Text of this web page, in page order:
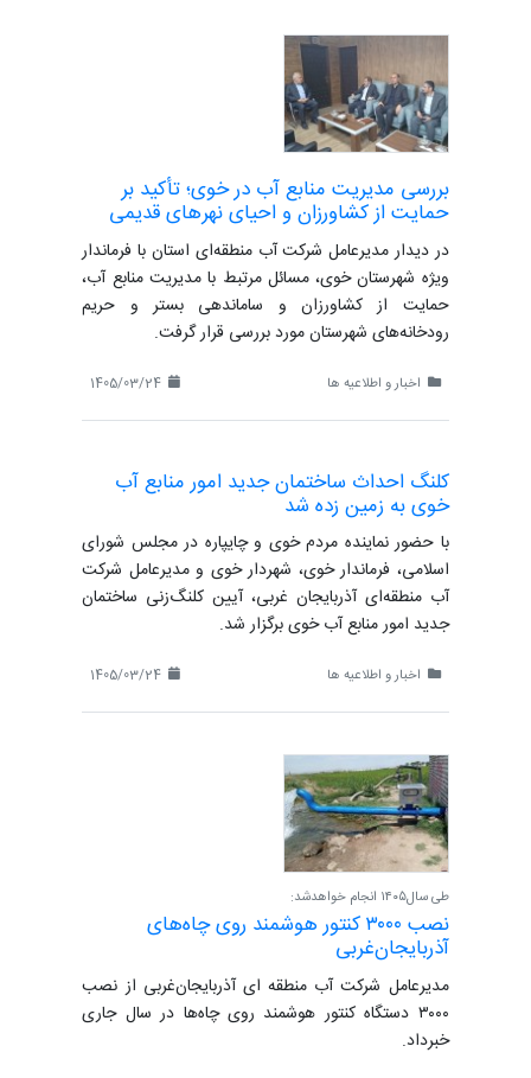
بررسی مدیریت منابع آب در خوی؛ تأکید بر
حمایت از کشاورزان و احیای نهرهای قدیمی
در دیدار مدیرعامل شرکت آب منطقه‌ای استان با فرماندار
ویژه شهرستان خوی، مسائل مرتبط با مدیریت منابع آب،
حمایت از کشاورزان و ساماندهی بستر و حریم
رودخانه‌های شهرستان مورد بررسی قرار گرفت.
اخبار و اطلاعیه ها
کلنگ احداث ساختمان جدید امور منابع آب
خوی به زمین زده شد
با حضور نماینده مردم خوی و چایپاره در مجلس شورای
اسلامی، فرماندار خوی، شهردار خوی و مدیرعامل شرکت
آب منطقه‌ای آذربایجان غربی، آیین کلنگ‌زنی ساختمان
جدید امور منابع آب خوی برگزار شد.
اخبار و اطلاعیه ها
طی سال۱۴۰۵ انجام خواهدشد:
نصب ۳۰۰۰ کنتور هوشمند روی چاه‌های
آذربایجان‌غربی
مدیرعامل شرکت آب منطقه ای آذربایجان‌غربی از نصب
۳۰۰۰ دستگاه کنتور هوشمند روی چاه‌ها در سال جاری
خبرداد.